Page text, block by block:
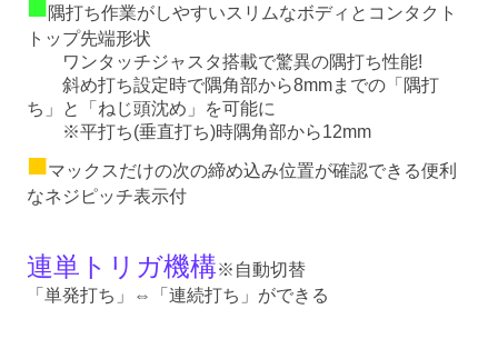
隅打ち作業がしやすいスリムなボディとコンタクト
トップ先端形状
ワンタッチジャスタ搭載で驚異の隅打ち性能!
斜め打ち設定時で隅角部から8mmまでの「隅打
ち」と「ねじ頭沈め」を可能に
※平打ち(垂直打ち)時隅角部から12mm
■マックスだけの次の締め込み位置が確認できる便利
なネジピッチ表示付
連単トリガ機構※自動切替
「単発打ち」⇔「連続打ち」ができる